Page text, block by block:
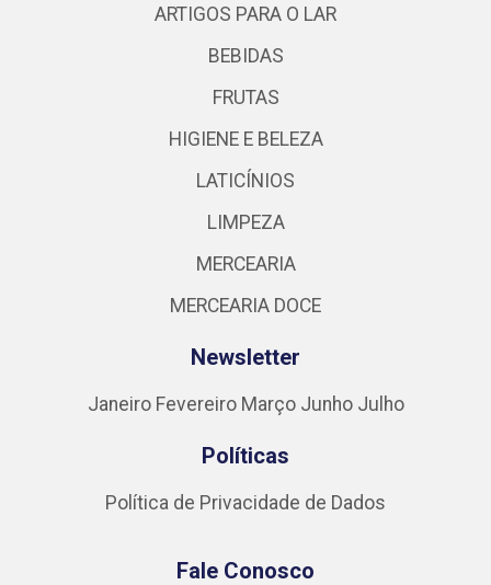
ARTIGOS PARA O LAR
BEBIDAS
FRUTAS
HIGIENE E BELEZA
LATICÍNIOS
LIMPEZA
MERCEARIA
MERCEARIA DOCE
Newsletter
Janeiro Fevereiro Março Junho Julho
Políticas
Política de Privacidade de Dados
Fale Conosco